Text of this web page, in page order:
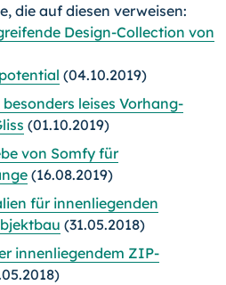
die auf diesen verweisen:
Design-Collection von
(04.10.2019)
leises Vorhang-
(01.10.2019)
von Somfy für
(16.08.2019)
für innenliegenden
(31.05.2018)
innenliegendem ZIP-